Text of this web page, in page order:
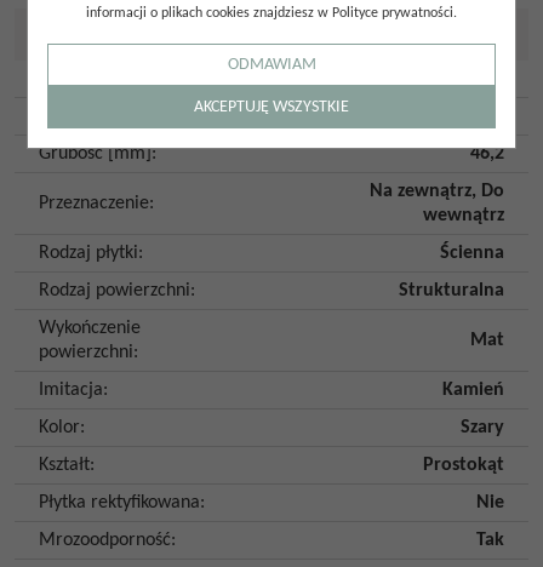
:
Grubość [mm]: 46,2
Przeznaczenie:
Na zewnątrz, Do
wewnątrz
Rodzaj płytki:
Ścienna
Rodzaj powierzchni:
Strukturalna
Wykończenie
powierzchni:
Mat
Imitacja:
Kamień
Kolor:
Szary
Kształt:
Prostokąt
Płytka rektyfikowana:
Nie
Mrozoodporność:
Tak
informacji o plikach cookies znajdziesz w Polityce prywatności.
ODMAWIAM
AKCEPTUJĘ WSZYSTKIE